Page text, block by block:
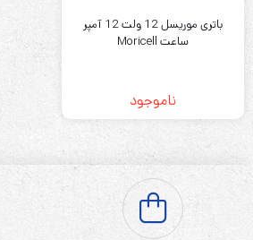
باتری موریسل 12 ولت 12 آمپر
ساعت Moricell
ناموجود